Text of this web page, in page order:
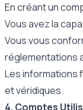
En créant un
Vous avez la
Vous vous
réglementations
Les informations
et véridiques.
4. Comptes